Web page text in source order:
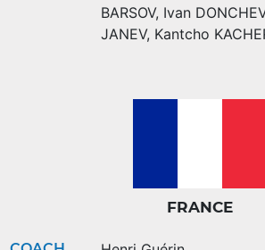
BARSOV, Ivan DONCHEV
JANEV, Kantcho
FRANCE